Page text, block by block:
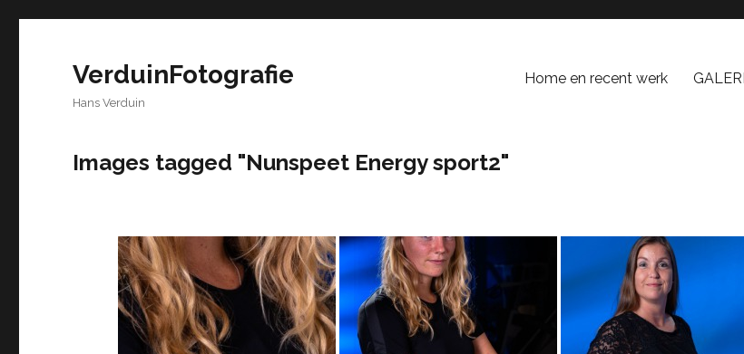
VerduinFotografie
Hans Verduin
Home en recent werk
Images tagged "Nunspeet Energy sport2"